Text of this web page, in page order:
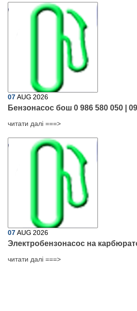
07AUG 2026
Бензонасос бош 0 986 580 050 |
читати далі ===>
07AUG 2026
Электробензонасос на
читати далі ===>